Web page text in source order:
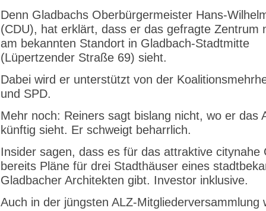
Denn Gladbachs Oberbürgermeister Hans-
(CDU), hat erklärt, dass er das gefragte Zentrum
am bekannten Standort in Gladbach-Stadtmitte
(Lüpertzender Straße 69) sieht.
Dabei wird er unterstützt von der
und SPD.
Mehr noch: Reiners sagt bislang nicht, wo er das
künftig sieht. Er schweigt beharrlich.
Insider sagen, dass es für das attraktive citynahe
bereits Pläne für drei Stadthäuser eines
Gladbacher Architekten gibt. Investor inklusive.
Auch in der jüngsten ALZ-Mitgliederversammlung